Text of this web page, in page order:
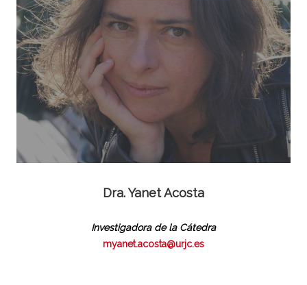
Dra. Yanet Acosta
Investigadora de la Cátedra
myanet.acosta@urjc.es